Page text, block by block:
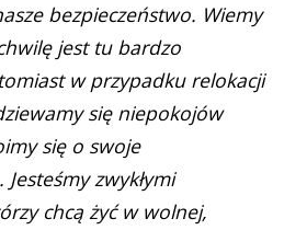
bezpieczeństwo. Wiemy
jest tu bardzo
w przypadku relokacji
się niepokojów
się o swoje
zwykłymi
chcą żyć w wolnej,